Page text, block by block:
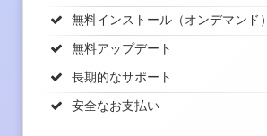
無料インストール（オンデマンド）
無料アップデート
長期的なサポート
安全なお支払い